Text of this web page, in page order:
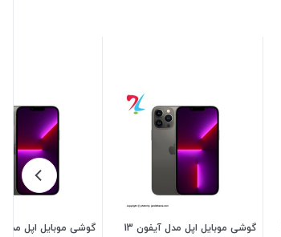
گوشی موبایل اپل مدل آیفون 13